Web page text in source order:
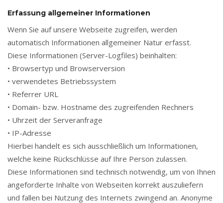
Erfassung allgemeiner Informationen
Wenn Sie auf unsere Webseite zugreifen, werden
automatisch Informationen allgemeiner Natur erfasst.
Diese Informationen (Server-Logfiles) beinhalten:
• Browsertyp und Browserversion
• verwendetes Betriebssystem
• Referrer URL
• Domain- bzw. Hostname des zugreifenden Rechners
• Uhrzeit der Serveranfrage
• IP-Adresse
Hierbei handelt es sich ausschließlich um Informationen,
welche keine Rückschlüsse auf Ihre Person zulassen.
Diese Informationen sind technisch notwendig, um von Ihnen
angeforderte Inhalte von Webseiten korrekt auszuliefern
und fallen bei Nutzung des Internets zwingend an. Anonyme